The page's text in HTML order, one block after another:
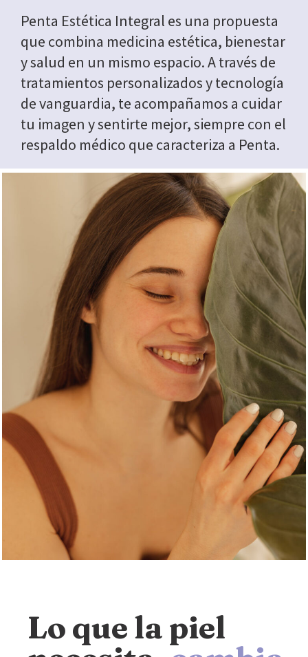
Penta Estética Integral es una propuesta
que combina medicina estética, bienestar
y salud en un mismo espacio. A través de
tratamientos personalizados y tecnología
de vanguardia, te acompañamos a cuidar
tu imagen y sentirte mejor, siempre con el
respaldo médico que caracteriza a Penta.
Lo que la piel